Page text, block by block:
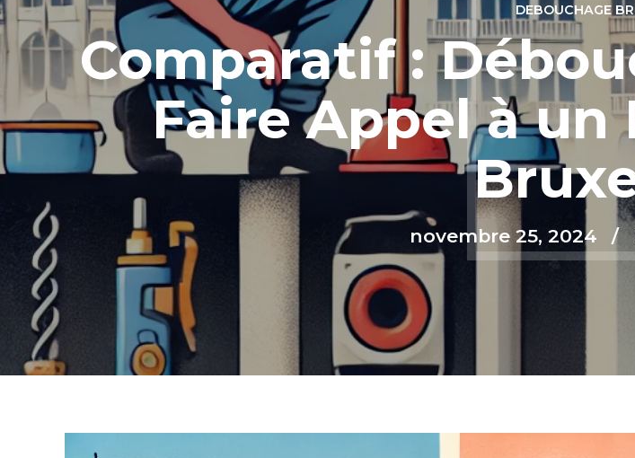
DEBOUCHAGE
Comparatif :
Faire Appel à un
novembre 25, 2024